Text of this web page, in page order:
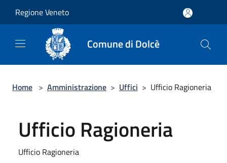
Regione Veneto
Comune di Dolcè
Home > Amministrazione > Uffici > Ufficio Ragioneria
Ufficio Ragioneria
Ufficio Ragioneria